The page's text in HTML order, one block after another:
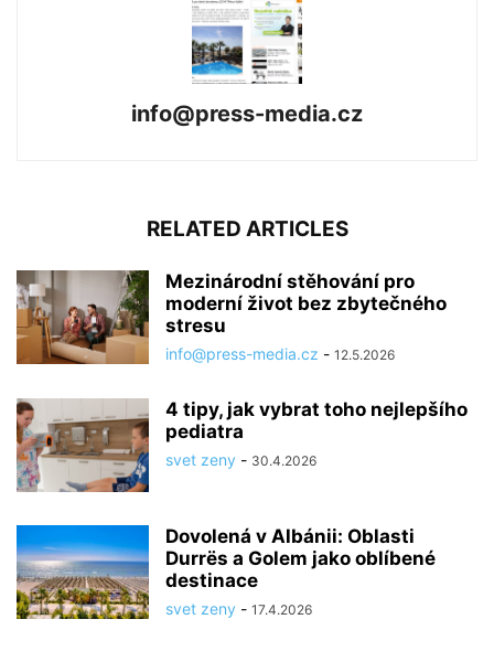
info@press-media.cz
RELATED ARTICLES
Mezinárodní stěhování pro
moderní život bez zbytečného
stresu
info@press-media.cz - 12.5.2026
4 tipy, jak vybrat toho nejlepšího
pediatra
svet zeny - 30.4.2026
Dovolená v Albánii: Oblasti
Durrës a Golem jako oblíbené
destinace
svet zeny - 17.4.2026